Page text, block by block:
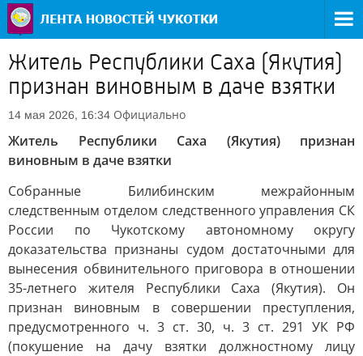
Житель Республики Саха (Якутия)
признан виновным в даче взятки
14 мая 2026, 16:34 Официально
Житель Республики Саха (Якутия) признан
виновным в даче взятки
Собранные Билибинским межрайонным
следственным отделом следственного управления СК
России по Чукотскому автономному округу
доказательства признаны судом достаточными для
вынесения обвинительного приговора в отношении
35-летнего жителя Республики Саха (Якутия). Он
признан виновным в совершении преступления,
предусмотренного ч. 3 ст. 30, ч. 3 ст. 291 УК РФ
(покушение на дачу взятки должностному лицу